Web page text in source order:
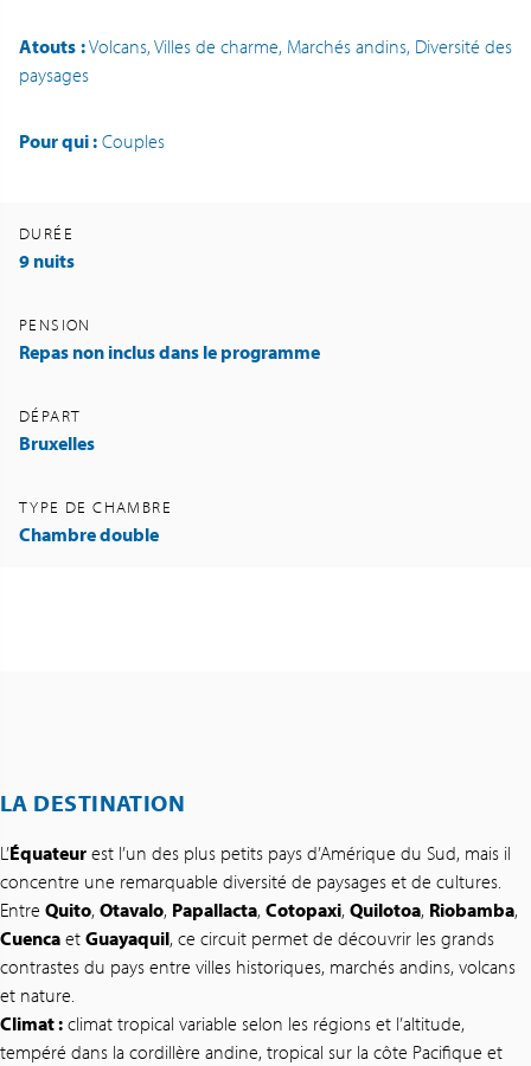
Atouts :Volcans, Villes de charme, Marchés andins, Diversité des
paysages
Pour qui : Couples
DURÉE
9 nuits
PENSION
Repas non inclus dans le programme
DÉPART
Bruxelles
TYPE DE CHAMBRE
Chambre double
LA DESTINATION
L’Équateur est l’un des plus petits pays d’Amérique du Sud, mais il
concentre une remarquable diversité de paysages et de cultures.
Entre Quito, Otavalo, Papallacta, Cotopaxi, Quilotoa, Riobamba,
Cuenca et Guayaquil, ce circuit permet de découvrir les grands
contrastes du pays entre villes historiques, marchés andins, volcans
et nature.
Climat : climat tropical variable selon les régions et l’altitude,
tempéré dans la cordillère andine, tropical sur la côte Pacifique et